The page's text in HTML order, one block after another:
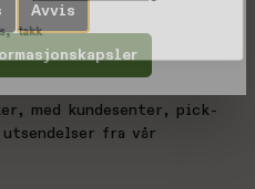
AS, med over 20 års
med kundesenter, pick-
fra vår
Avvis